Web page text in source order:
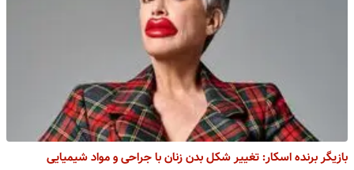
بازیگر برنده اسکار: تغییر شکل بدن زنان با جراحی و مواد شیمیایی